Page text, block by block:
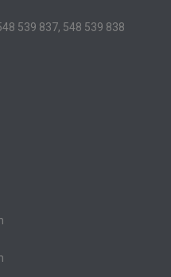
539 837, 548 539 838